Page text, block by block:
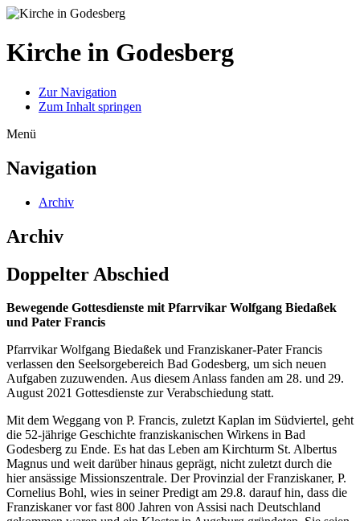
Kirche in Godesberg
Zur Navigation
Zum Inhalt springen
Menü
Navigation
Archiv
Archiv
Doppelter Abschied
Bewegende Gottesdienste mit Pfarrvikar Wolfgang Biedaßek
und Pater Francis
Pfarrvikar Wolfgang Biedaßek und Franziskaner-Pater Francis
verlassen den Seelsorgebereich Bad Godesberg, um sich neuen
Aufgaben zuzuwenden. Aus diesem Anlass fanden am 28. und 29.
August 2021 Gottesdienste zur Verabschiedung statt.
Mit dem Weggang von P. Francis, zuletzt Kaplan im Südviertel, geht
die 52-jährige Geschichte franziskanischen Wirkens in Bad
Godesberg zu Ende. Es hat das Leben am Kirchturm St. Albertus
Magnus und weit darüber hinaus geprägt, nicht zuletzt durch die
hier ansässige Missionszentrale. Der Provinzial der Franziskaner, P.
Cornelius Bohl, wies in seiner Predigt am 29.8. darauf hin, dass die
Franziskaner vor fast 800 Jahren von Assisi nach Deutschland